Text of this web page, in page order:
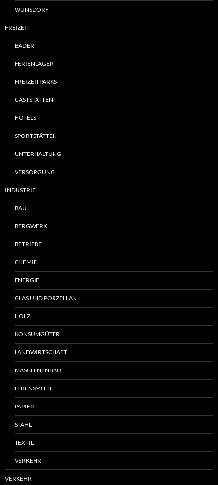
WÜNSDORF
FREIZEIT
BÄDER
FERIENLAGER
FREIZEITPARKS
GASTSTÄTTEN
HOTELS
SPORTSTÄTTEN
UNTERHALTUNG
VERSORGUNG
INDUSTRIE
BAU
BERGWERK
BETRIEBE
CHEMIE
ENERGIE
GLAS UND PORZELLAN
HOLZ
KONSUMGÜTER
LANDWIRTSCHAFT
MASCHINENBAU
LEBENSMITTEL
PAPIER
STAHL
TEXTIL
VERKEHR
VERKEHR